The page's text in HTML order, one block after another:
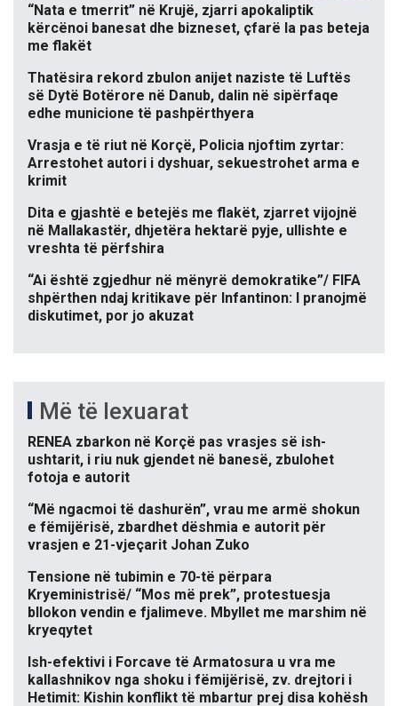
“Nata e tmerrit” në Krujë, zjarri apokaliptik
kërcënoi banesat dhe bizneset, çfarë la pas beteja
me flakët
Thatësira rekord zbulon anijet naziste të Luftës
së Dytë Botërore në Danub, dalin në sipërfaqe
edhe municione të pashpërthyera
Vrasja e të riut në Korçë, Policia njoftim zyrtar:
Arrestohet autori i dyshuar, sekuestrohet arma e
krimit
Dita e gjashtë e betejës me flakët, zjarret vijojnë
në Mallakastër, dhjetëra hektarë pyje, ullishte e
vreshta të përfshira
“Ai është zgjedhur në mënyrë demokratike”/ FIFA
shpërthen ndaj kritikave për Infantinon: I pranojmë
diskutimet, por jo akuzat
Më të lexuarat
RENEA zbarkon në Korçë pas vrasjes së ish-
ushtarit, i riu nuk gjendet në banesë, zbulohet
fotoja e autorit
“Më ngacmoi të dashurën”, vrau me armë shokun
e fëmijërisë, zbardhet dëshmia e autorit për
vrasjen e 21-vjeçarit Johan Zuko
Tensione në tubimin e 70-të përpara
Kryeministrisë/ “Mos më prek”, protestuesja
bllokon vendin e fjalimeve. Mbyllet me marshim në
kryeqytet
Ish-efektivi i Forcave të Armatosura u vra me
kallashnikov nga shoku i fëmijërisë, zv. drejtori i
Hetimit: Kishin konflikt të mbartur prej disa kohësh